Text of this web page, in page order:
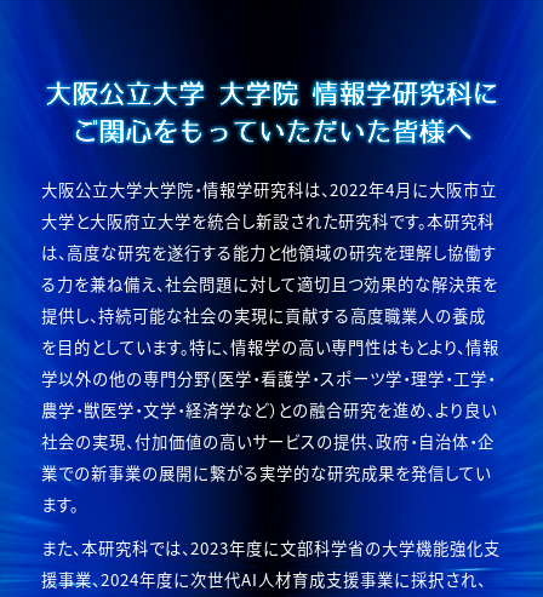
大阪公立大学大学院・情報学研究科は、2022年4月に大阪市立
大学と大阪府立大学を統合し新設された研究科です。本研究科
は、高度な研究を遂行する能力と他領域の研究を理解し協働す
る力を兼ね備え、社会問題に対して適切且つ効果的な解決策を
提供し、持続可能な社会の実現に貢献する高度職業人の養成
を目的としています。特に、情報学の高い専門性はもとより、情報
学以外の他の専門分野(医学・看護学・スポーツ学・理学・工学・
農学・獣医学・文学・経済学など）との融合研究を進め、より良い
社会の実現、付加価値の高いサービスの提供、政府・自治体・企
業での新事業の展開に繋がる実学的な研究成果を発信してい
ます。
また、本研究科では、2023年度に文部科学省の大学機能強化支
援事業、2024年度に次世代AI人材育成支援事業に採択され、